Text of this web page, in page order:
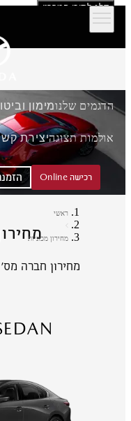
דלג לתוכן המרכזי
הדגמים שלנומימון וביטוח
אולמות תצוגהיצירת קשר
רכישה Online הזמנת
ראשי
מחירון מכוניות
מחירון חברה מס' 04/2026 מתאריך 05.05.2026